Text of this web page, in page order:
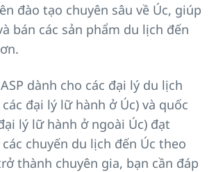
đào tạo chuyên sâu về Úc, giúp
bán các sản phẩm du lịch đến
dành cho các đại lý du lịch
đại lý lữ hành ở Úc) và quốc
lý lữ hành ở ngoài Úc) đạt
chuyến du lịch đến Úc theo
thành chuyên gia, bạn cần đáp